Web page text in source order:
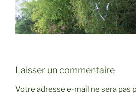
Laisser un commentaire
Votre adresse e-mail ne sera pas